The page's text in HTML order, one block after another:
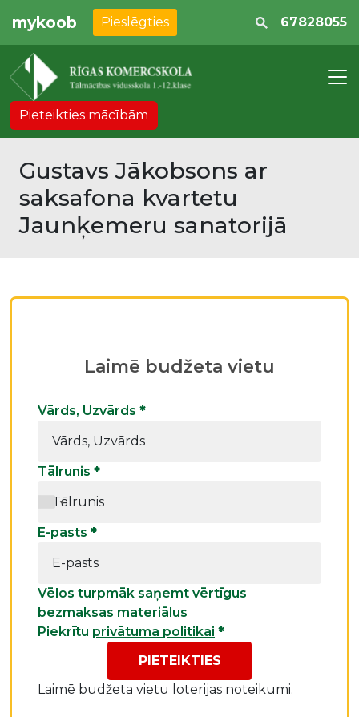
mykoob Pieslēgties 67828055
Pieteikties mācībām
Gustavs Jākobsons ar
saksafona kvartetu
Jaunķemeru sanatorijā
Laimē budžeta vietu
Vārds, Uzvārds *
Tālrunis *
E-pasts *
Vēlos turpmāk saņemt vērtīgus
bezmaksas materiālus
Piekrītu privātuma politikai *
PIETEIKTIES
Laimē budžeta vietu loterijas noteikumi.